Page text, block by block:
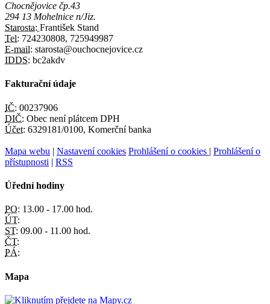
Chocnějovice čp.43
294 13 Mohelnice n/Jiz.
Starosta: František Stand
Tel: 724230808, 725949987
E-mail: starosta@ouchocnejovice.cz
IDDS: bc2akdv
Fakturační údaje
IČ: 00237906
DIČ: Obec není plátcem DPH
Účet: 6329181/0100, Komerční banka
Mapa webu | Nastavení cookies Prohlášení o cookies | Prohlášení o
přístupnosti | RSS
Úřední hodiny
PO: 13.00 - 17.00 hod.
ÚT:
ST: 09.00 - 11.00 hod.
ČT:
PÁ:
Mapa